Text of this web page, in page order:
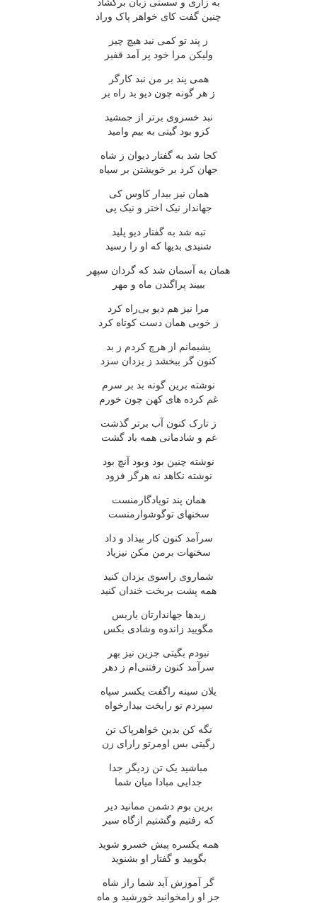
چنین گفت کای خواهر پاک وراد
ز پند تو کمی نبد هیچ چیز
ولیکن مرا خود پر آمد قفیز
همی پند بر من نبد کارگر
ز هر گونه چون دیو بد راه بر
نبد خسروی برتر از جمشید
کزو بود گیتی به بیم وامید
کجا شد به گفتار دیوان ز شاه
جهان کرد بر خویشتن بر سیاه
همان نیز بیدار کاوس کی
جهاندار نیک اختر و نیک پی
تبه شد به گفتار دیو پلید
شنیدی بدیها که او را رسید
همان به آسمان شد که گردان سپهر
ببیند پراگندن ماه و مهر
مرا نیز هم دیو بی‌راه کرد
ز خوبی همان دست کوتاه کرد
پشیمانم از هرچ کردم ز بد
کنون گر ببخشد ز یزدان سزد
نوشته برین گونه بد بر سرم
غم کرده های کهن چون خورم
ز تارک کنون آب برتر گذشت
غم و شادمانی همه باد گشت
نوشته چنین بود وبود آنچ بود
نوشته نکاهد نه هرگز فزود
همان پند تویادگارمنست
سخنهای توگوشوارمنست
سرآمد کنون کار بیداد و داد
سخنهات برمن مکن نیزیاد
شماروی راسوی یزدان کنید
همه پشت بربخت خندان کنید
زبدها جهاندارتان یاربس
مگویید زاندوه وشادی بکس
نبودم بگیتی جزین نیز بهر
سرآمد کنون رفتنی‌ام ز دهر
یلان سینه راگفت یکسر سپاه
سپردم تو رابخت بیدارخواه
نگه کن بدین خواهرپاک تن
زگیتی بس اومرتو رارای زن
مباشید یک تن زدیگر جدا
جدایی مبادا میان شما
برین بوم دشمن ممانید دیر
که رفتیم وگشتیم ازگاه سیر
همه یکسره پیش خسرو شوید
بگویید و گفتار او بشنوید
گر آموزش آید شما راز شاه
جز او رامخوانید خورشید و ماه